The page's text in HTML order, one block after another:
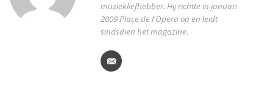
muziekliefhebber. Hij richtte in januari
2009 Place de l'Opera op en leidt
sindsdien het magazine.